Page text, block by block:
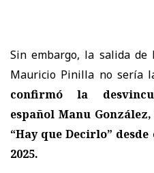
Sin embargo, la salida
Mauricio Pinilla no sería
confirmó la
español Manu
“Hay que Decirlo”
2025.